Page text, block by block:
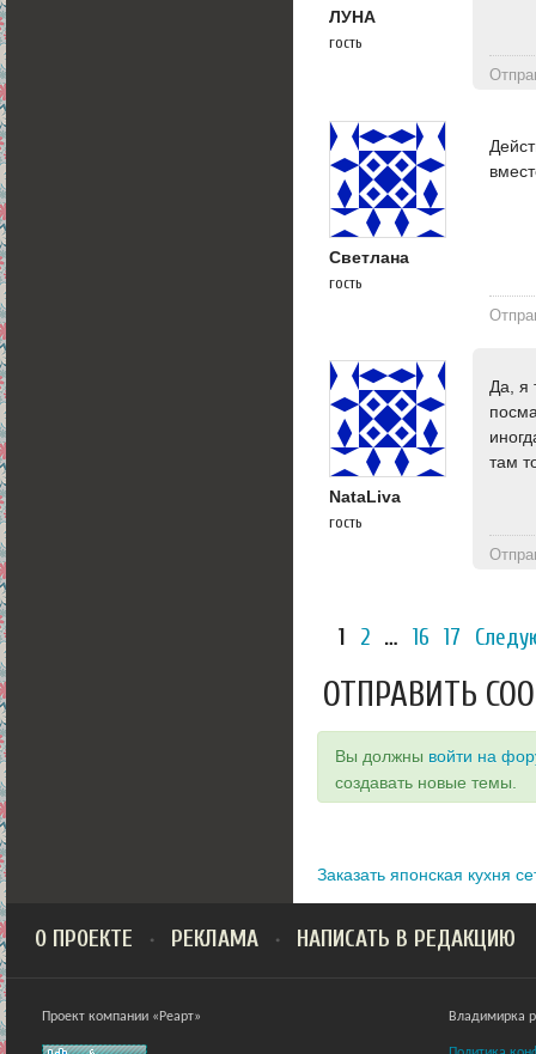
ЛУНА
гость
Светлана
гость
NataLiva
гость
Да, я
там
1 2 … 16 17
ОТПРАВИТЬ
Вы должны войти на
создавать новые темы.
Заказать японская кухня
О ПРОЕКТЕ РЕКЛАМА НАПИСАТЬ В РЕДАКЦИЮ
Проект компании «Реарт» Владимирка